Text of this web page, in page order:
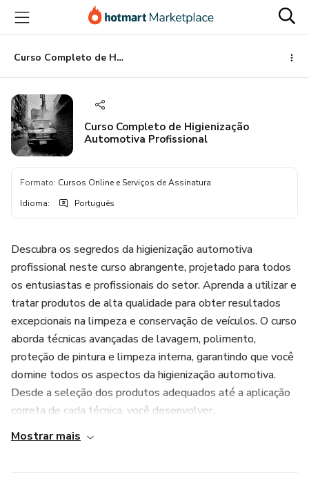
para
conteúdo
principal
para
pagamento
para
rodapé
Curso Completo de Higienização Automotiva Profissional
Curso Completo de Higienização
Automotiva Profissional
Formato: Cursos Online e Serviços de Assinatura
Idioma: Português
Descubra os segredos da higienização automotiva
profissional neste curso abrangente, projetado para todos
os entusiastas e profissionais do setor. Aprenda a utilizar e
tratar produtos de alta qualidade para obter resultados
excepcionais na limpeza e conservação de veículos. O curso
aborda técnicas avançadas de lavagem, polimento,
proteção de pintura e limpeza interna, garantindo que você
domine todos os aspectos da higienização automotiva.
Desde a seleção dos produtos adequados até a aplicação
correta de cada técnica, você desenvolver...
Mostrar mais